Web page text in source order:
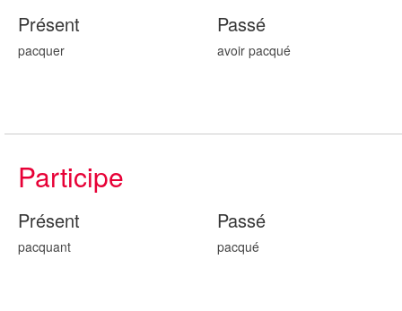
Présent
pacquer
Passé
avoir pacqué
Participe
Présent
pacquant
Passé
pacqué